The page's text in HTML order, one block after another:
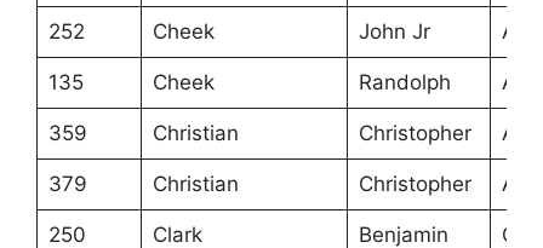
252 Cheek John Jr
135 Cheek Randolph
359 Christian Christopher
379 Christian Christopher
250 Clark Benjamin